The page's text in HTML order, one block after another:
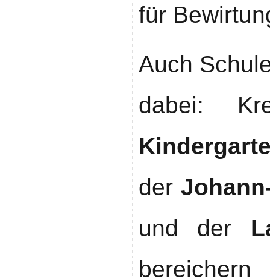
für
Auch
dabei:
der
und der